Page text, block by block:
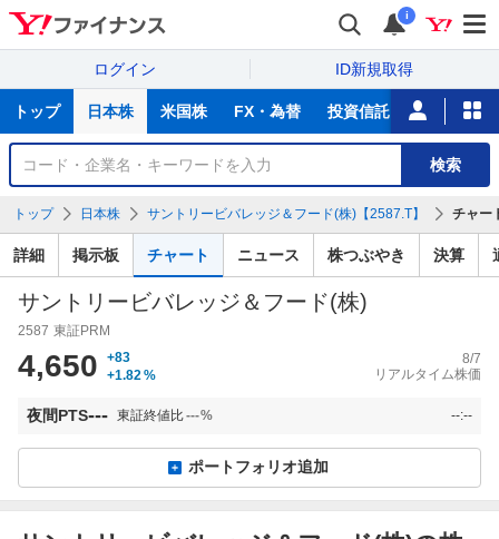
i
ログイン ID新規取得
サ
トップ 日本株 米国株 FX・為替 投資信託 ニュース
銘
検
索
検索
トップ 日本株 サントリービバレッジ＆フード(株)【2587.T】 チャー
詳細 掲示板 チャート ニュース 株つぶやき 決算
サントリービバレッジ＆フード(株)
2587 東証PRM
4,650
+83
+1.82 %
8/7
リアルタイム株価
夜間PTS--- 東証終値比---% --:--
ポートフォリオ追加